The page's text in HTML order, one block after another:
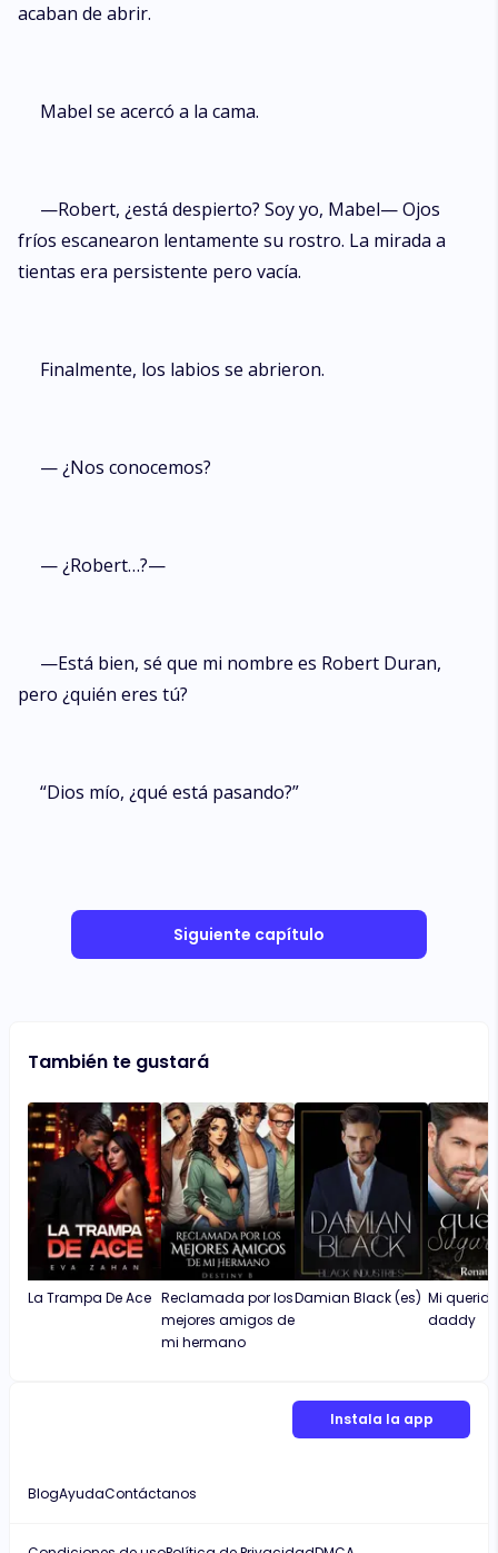
acaban de abrir.
Mabel se acercó a la cama.
—Robert, ¿está despierto? Soy yo, Mabel— Ojos
fríos escanearon lentamente su rostro. La mirada a
tientas era persistente pero vacía.
Finalmente, los labios se abrieron.
— ¿Nos conocemos?
— ¿Robert…?—
—Está bien, sé que mi nombre es Robert Duran,
pero ¿quién eres tú?
“Dios mío, ¿qué está pasando?”
Siguiente capítulo
También te gustará
La Trampa De Ace Reclamada por los
mejores amigos de
mi hermano
Damian Black (es) Mi
daddy
Instala la app
BlogAyudaContáctanos